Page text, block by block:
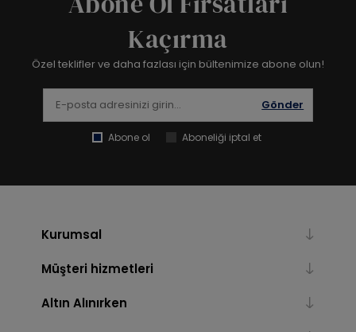
Kaçırma
Özel teklifler ve daha fazlası için bültenimize abone olun!
Gönder
Abone ol Aboneliği iptal et
Kurumsal
Müşteri hizmetleri
Altın Alınırken